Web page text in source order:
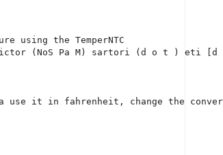
using the TemperNTC
(NoS Pa M) sartori (d o t ) eti
use it in fahrenheit, change the